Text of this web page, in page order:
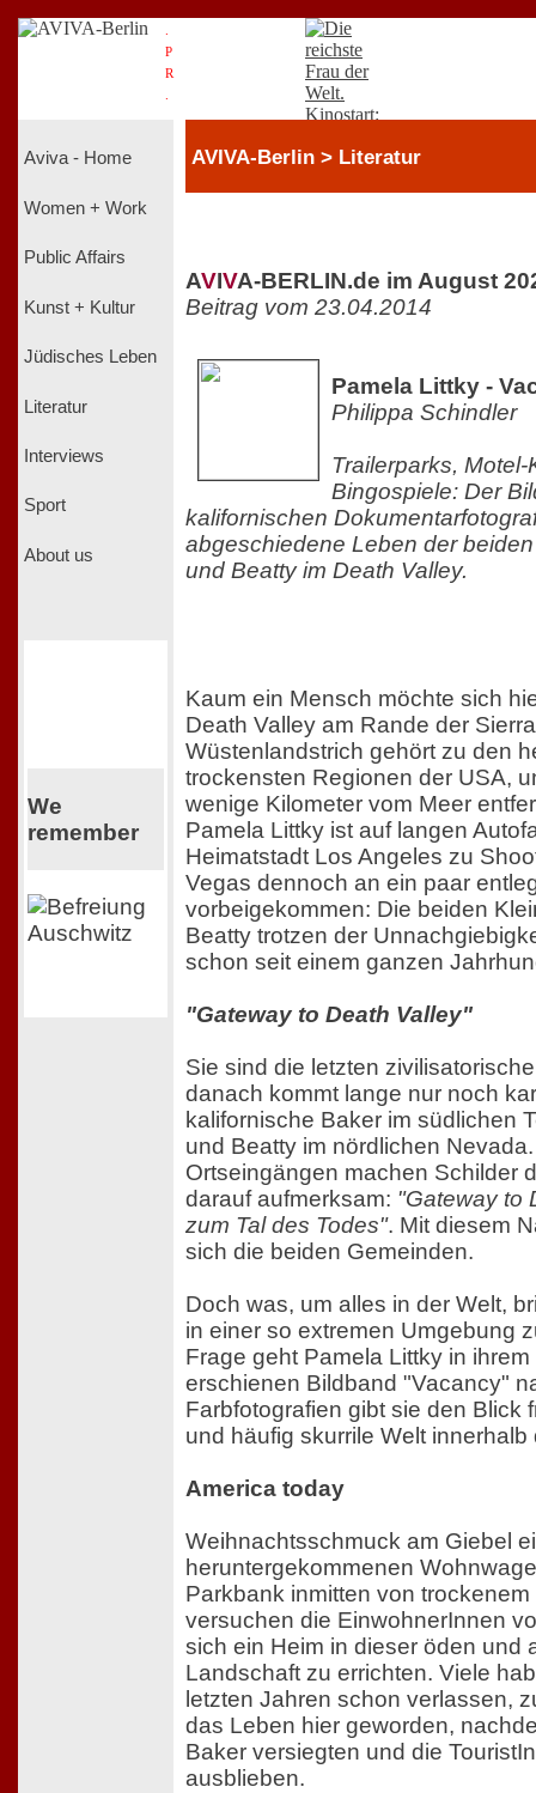
P
R
Aviva - Home
Women + Work
Public Affairs
Kunst + Kultur
Jüdisches Leben
Literatur
Interviews
Sport
About us
We
remember
AVIVA-Berlin > Literatur
AVIVA-BERLIN.de im August
Beitrag vom 23.04.2014
Pamela Littky -
Philippa Schindler
Trailerparks,
Bingospiele: Der
kalifornischen
abgeschiedene Leben der
und Beatty im Death Valley.
Kaum ein Mensch möchte sich
Death Valley am Rande der
Wüstenlandstrich gehört zu den
trockensten Regionen der USA,
wenige Kilometer vom Meer
Pamela Littky ist auf langen
Heimatstadt Los Angeles zu
Vegas dennoch an ein paar
vorbeigekommen: Die beiden
Beatty trotzen der
schon seit einem ganzen
"Gateway to Death Valley"
Sie sind die letzten
danach kommt lange nur noch
kalifornische Baker im südlichen
und Beatty im nördlichen
Ortseingängen machen Schilder
darauf aufmerksam: "Gateway to
zum Tal des Todes". Mit diesem
sich die beiden Gemeinden.
Doch was, um alles in der Welt,
in einer so extremen Umgebung
Frage geht Pamela Littky in
erschienen Bildband "Vacancy"
Farbfotografien gibt sie den Blick
und häufig skurrile Welt innerhalb
America today
Weihnachtsschmuck am Giebel
heruntergekommenen
Parkbank inmitten von
versuchen die EinwohnerInnen
sich ein Heim in dieser öden und
Landschaft zu errichten. Viele
letzten Jahren schon verlassen,
das Leben hier geworden,
Baker versiegten und die
ausblieben.